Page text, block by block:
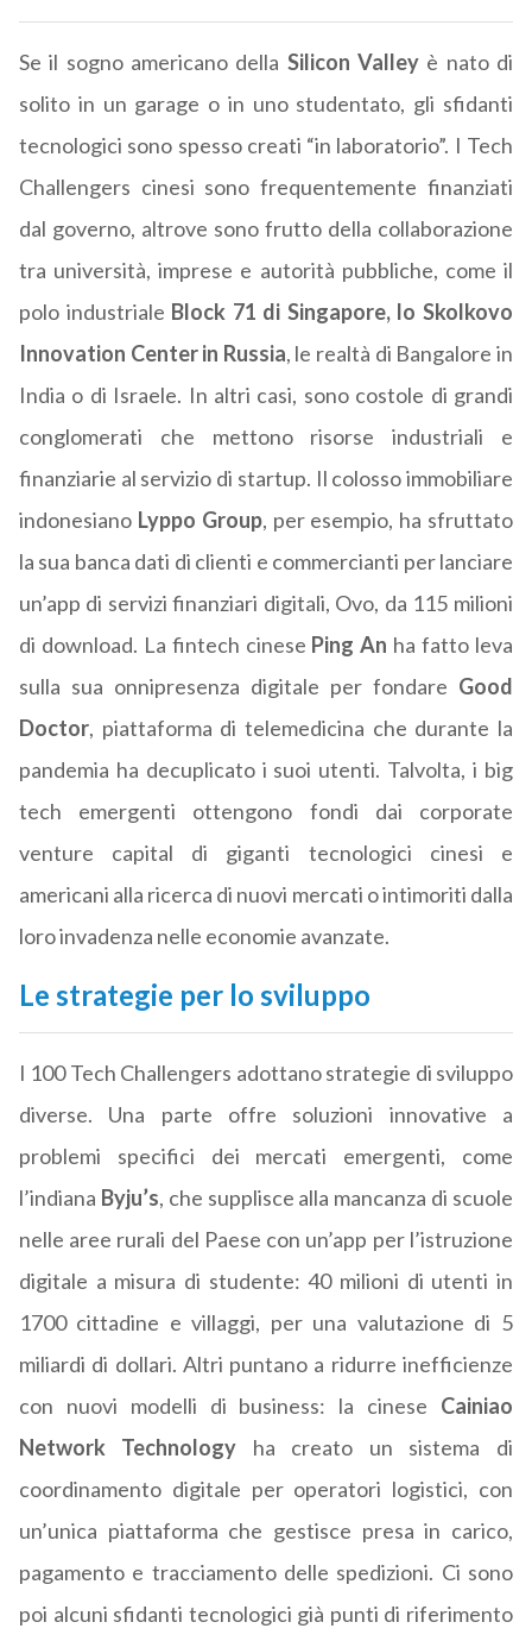
Se il sogno americano della Silicon Valley è nato di
solito in un garage o in uno studentato, gli sfidanti
tecnologici sono spesso creati “in laboratorio”. I Tech
Challengers cinesi sono frequentemente finanziati
dal governo, altrove sono frutto della collaborazione
tra università, imprese e autorità pubbliche, come il
polo industriale Block 71 di Singapore, lo Skolkovo
Innovation Center in Russia, le realtà di Bangalore in
India o di Israele. In altri casi, sono costole di grandi
conglomerati che mettono risorse industriali e
finanziarie al servizio di startup. Il colosso immobiliare
indonesiano Lyppo Group, per esempio, ha sfruttato
la sua banca dati di clienti e commercianti per lanciare
un’app di servizi finanziari digitali, Ovo, da 115 milioni
di download. La fintech cinese Ping An ha fatto leva
sulla sua onnipresenza digitale per fondare Good
Doctor, piattaforma di telemedicina che durante la
pandemia ha decuplicato i suoi utenti. Talvolta, i big
tech emergenti ottengono fondi dai corporate
venture capital di giganti tecnologici cinesi e
americani alla ricerca di nuovi mercati o intimoriti dalla
loro invadenza nelle economie avanzate.
Le strategie per lo sviluppo
I 100 Tech Challengers adottano strategie di sviluppo
diverse. Una parte offre soluzioni innovative a
problemi specifici dei mercati emergenti, come
l’indiana Byju’s, che supplisce alla mancanza di scuole
nelle aree rurali del Paese con un’app per l’istruzione
digitale a misura di studente: 40 milioni di utenti in
1700 cittadine e villaggi, per una valutazione di 5
miliardi di dollari. Altri puntano a ridurre inefficienze
con nuovi modelli di business: la cinese Cainiao
Network Technology ha creato un sistema di
coordinamento digitale per operatori logistici, con
un’unica piattaforma che gestisce presa in carico,
pagamento e tracciamento delle spedizioni. Ci sono
poi alcuni sfidanti tecnologici già punti di riferimento